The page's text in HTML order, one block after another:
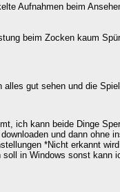
Aufnahmen beim
beim Zocken kaum
gut sehen und die
ich kann beide Dinge
und dann ohne
*Nicht erkannt
in Windows sonst kann